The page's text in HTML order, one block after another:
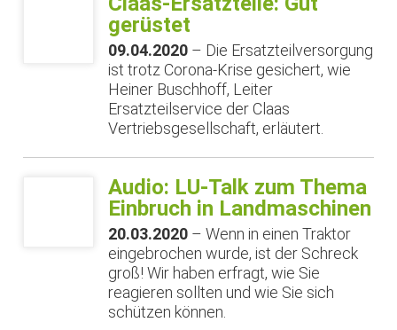
gerüstet
09.04.2020 – Die Ersatzteilversorgung
ist trotz Corona-Krise gesichert, wie
Heiner Buschhoff, Leiter
Ersatzteilservice der Claas
Vertriebsgesellschaft, erläutert.
Audio: LU-Talk zum Thema
Einbruch in Landmaschinen
20.03.2020 – Wenn in einen Traktor
eingebrochen wurde, ist der Schreck
groß! Wir haben erfragt, wie Sie
reagieren sollten und wie Sie sich
schützen können.